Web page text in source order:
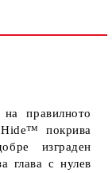
правилното
покрива
изграден
глава с нулев